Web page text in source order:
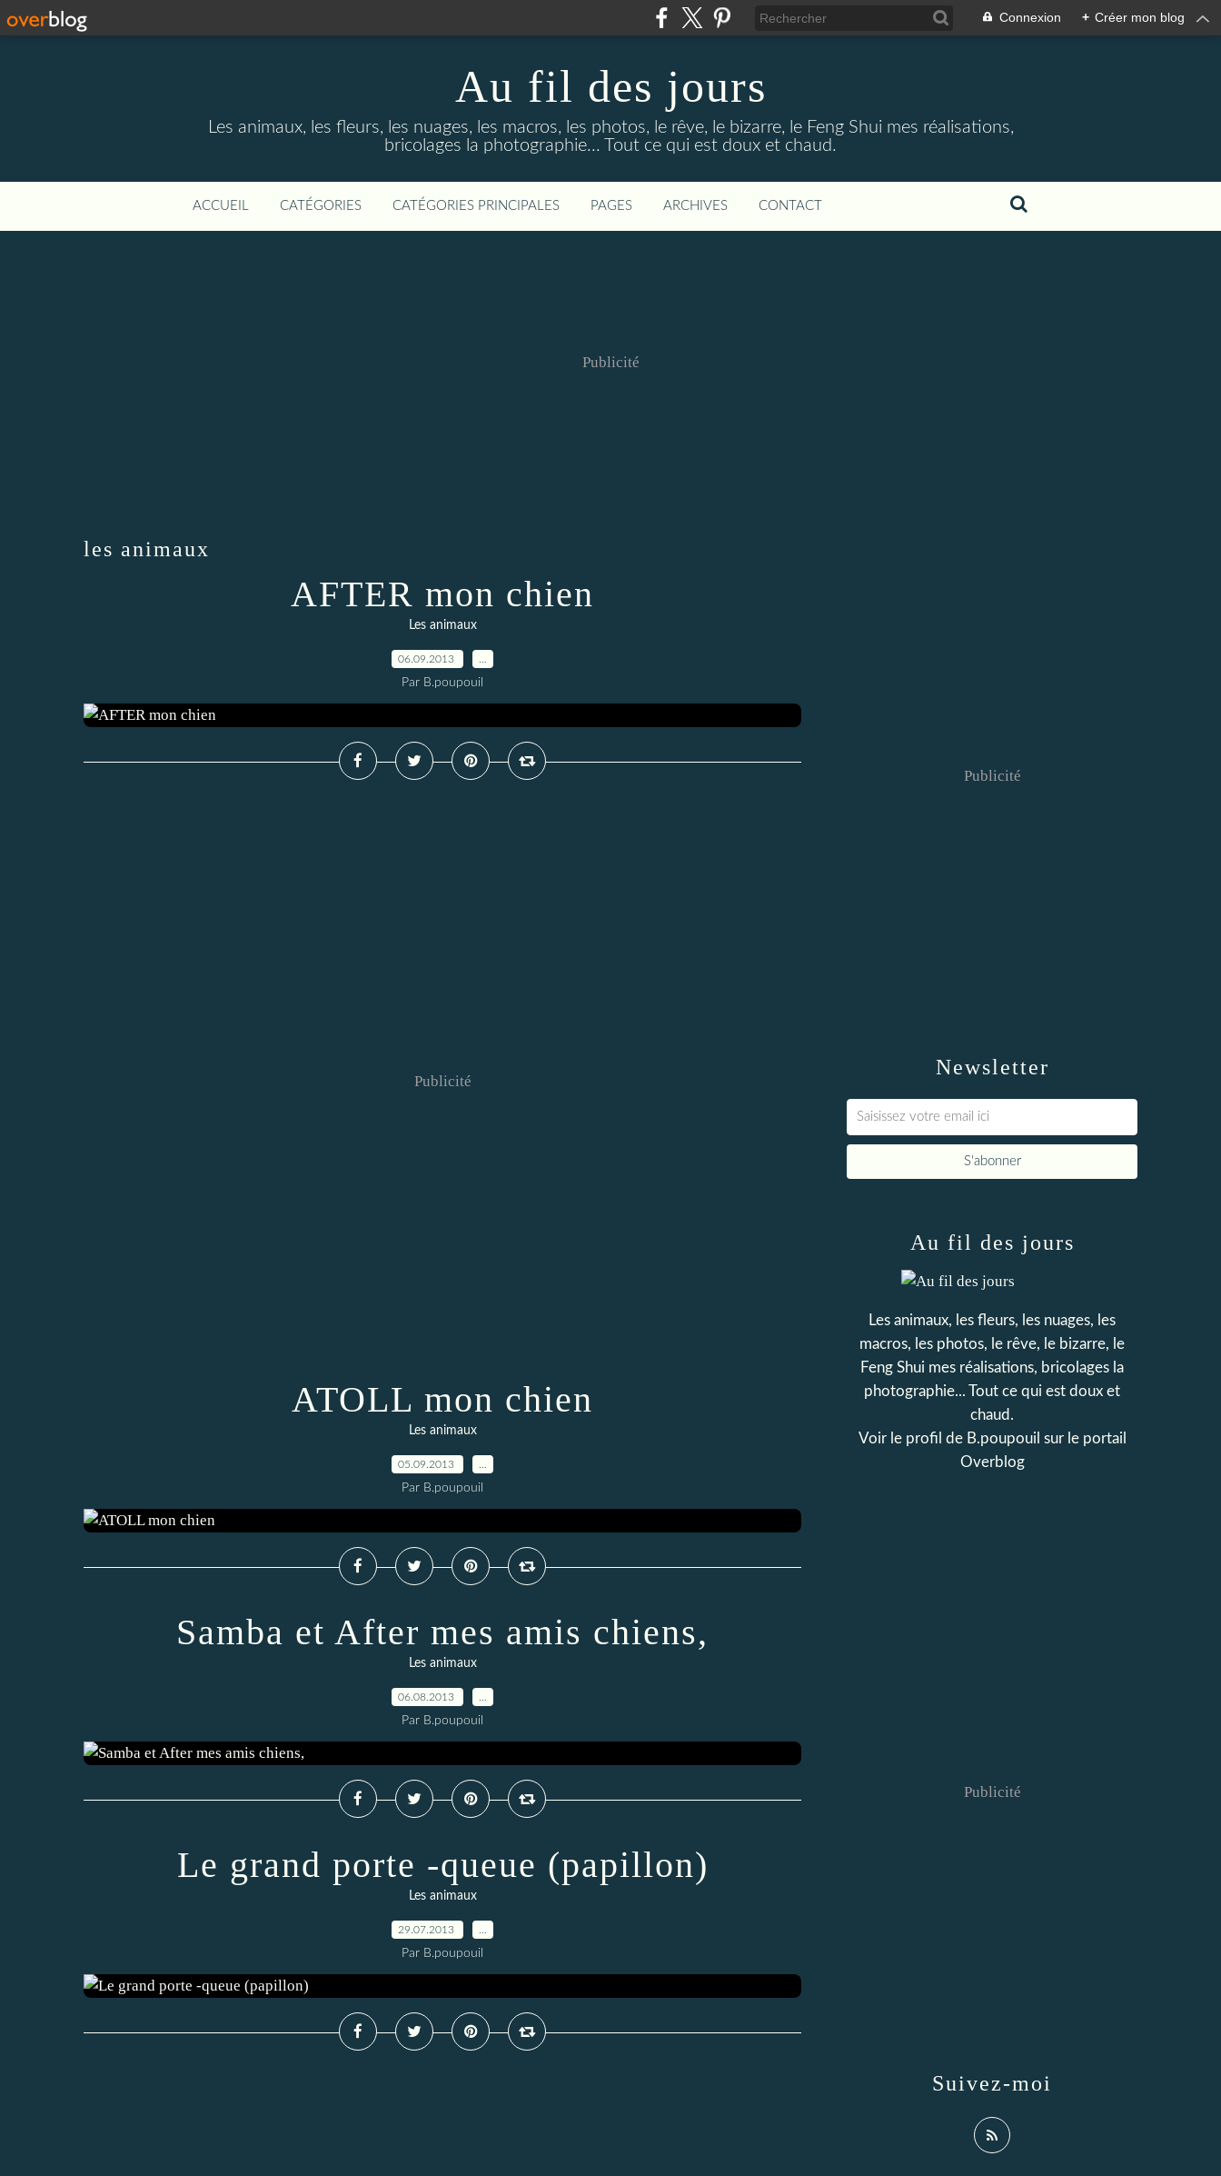
Connexion + Créer mon blog
Au fil des jours
Les animaux, les fleurs, les nuages, les macros, les photos, le rêve, le bizarre, le Feng Shui mes réalisations,
bricolages la photographie... Tout ce qui est doux et chaud.
ACCUEIL CATÉGORIES CATÉGORIES PRINCIPALES PAGES ARCHIVES CONTACT
Publicité
les animaux
AFTER mon chien
Les animaux
06.09.2013
Par B.poupouil
Publicité
ATOLL mon chien
Les animaux
05.09.2013
Par B.poupouil
Samba et After mes amis chiens,
Les animaux
06.08.2013
Par B.poupouil
Le grand porte -queue (papillon)
Les animaux
29.07.2013
Par B.poupouil
Newsletter
Publicité
Au fil des jours
Les animaux, les fleurs, les nuages, les
macros, les photos, le rêve, le bizarre, le
Feng Shui mes réalisations, bricolages la
photographie... Tout ce qui est doux et
chaud.
Voir le profil de B.poupouil sur le portail
Overblog
Suivez-moi
Publicité